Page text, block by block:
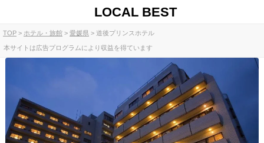
LOCAL BEST
TOP ホテル・旅館 愛媛県 道後プリンスホテル
本サイトは広告プログラムにより収益を得ています